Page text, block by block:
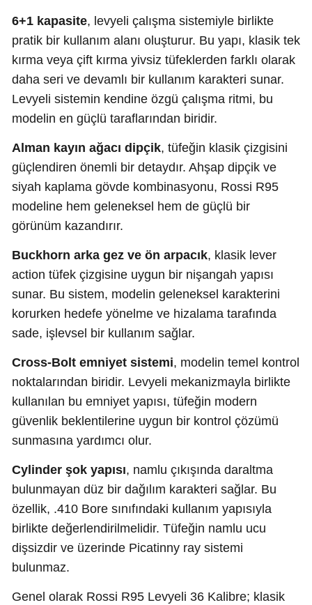
6+1 kapasite, levyeli çalışma sistemiyle birlikte
pratik bir kullanım alanı oluşturur. Bu yapı, klasik tek
kırma veya çift kırma yivsiz tüfeklerden farklı olarak
daha seri ve devamlı bir kullanım karakteri sunar.
Levyeli sistemin kendine özgü çalışma ritmi, bu
modelin en güçlü taraflarından biridir.
Alman kayın ağacı dipçik, tüfeğin klasik çizgisini
güçlendiren önemli bir detaydır. Ahşap dipçik ve
siyah kaplama gövde kombinasyonu, Rossi R95
modeline hem geleneksel hem de güçlü bir
görünüm kazandırır.
Buckhorn arka gez ve ön arpacık, klasik lever
action tüfek çizgisine uygun bir nişangah yapısı
sunar. Bu sistem, modelin geleneksel karakterini
korurken hedefe yönelme ve hizalama tarafında
sade, işlevsel bir kullanım sağlar.
Cross-Bolt emniyet sistemi, modelin temel kontrol
noktalarından biridir. Levyeli mekanizmayla birlikte
kullanılan bu emniyet yapısı, tüfeğin modern
güvenlik beklentilerine uygun bir kontrol çözümü
sunmasına yardımcı olur.
Cylinder şok yapısı, namlu çıkışında daraltma
bulunmayan düz bir dağılım karakteri sağlar. Bu
özellik, .410 Bore sınıfındaki kullanım yapısıyla
birlikte değerlendirilmelidir. Tüfeğin namlu ucu
dişsizdir ve üzerinde Picatinny ray sistemi
bulunmaz.
Genel olarak Rossi R95 Levyeli 36 Kalibre; klasik